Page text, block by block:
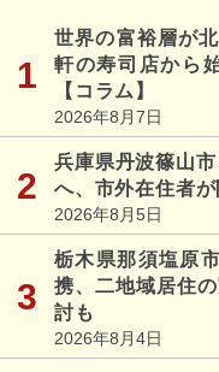
世界の富裕層が
軒の寿司店から
【コラム】
2026年8月7日
兵庫県丹波篠山
へ、市外在住者
2026年8月5日
栃木県那須塩原
携、二地域居住
討も
2026年8月4日